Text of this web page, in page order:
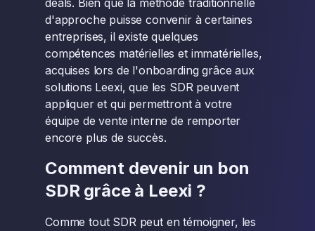
deals. Bien que la méthode traditionnelle
d'approche puisse convenir à certaines
entreprises, il existe quelques
compétences matérielles et immatérielles,
acquises lors de l'onboarding grâce aux
solutions Leexi, que les SDR peuvent
appliquer et qui permettront à votre
équipe de vente interne de remporter
encore plus de succès.
Comment devenir un bon
SDR grâce à Leexi ?
Comme tout SDR peut en témoigner, les